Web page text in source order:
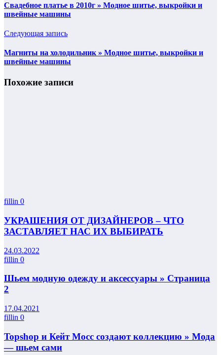
Cвадебное платье в 2010г » Модное шитье, выкройки и
швейные машины
Следующая запись
Магниты на холодильник » Модное шитье, выкройки и
швейные машины
Похожие записи
fillin 0
УКРАШЕНИЯ ОТ ДИЗАЙНЕРОВ – ЧТО
ЗАСТАВЛЯЕТ НАС ИХ ВЫБИРАТЬ
24.03.2022
fillin 0
Шьем модную одежду и аксессуары » Страница
2
17.04.2021
fillin 0
Topshop и Кейт Мосс создают коллекцию » Мода
— шьем сами